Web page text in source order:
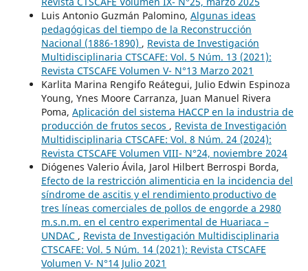
Luis Antonio Guzmán Palomino, Algunas ideas
pedagógicas del tiempo de la Reconstrucción
Nacional (1886-1890) , Revista de Investigación
Multidisciplinaria CTSCAFE: Vol. 5 Núm. 13 (2021):
Revista CTSCAFE Volumen V- N°13 Marzo 2021
Karlita Marina Rengifo Reátegui, Julio Edwin Espinoza
Young, Ynes Moore Carranza, Juan Manuel Rivera
Poma, Aplicación del sistema HACCP en la industria de
producción de frutos secos , Revista de Investigación
Multidisciplinaria CTSCAFE: Vol. 8 Núm. 24 (2024):
Revista CTSCAFE Volumen VIII- N°24, noviembre 2024
Diógenes Valerio Ávila, Jarol Hilbert Berrospi Borda,
Efecto de la restricción alimenticia en la incidencia del
síndrome de ascitis y el rendimiento productivo de
tres líneas comerciales de pollos de engorde a 2980
m.s.n.m. en el centro experimental de Huariaca –
UNDAC , Revista de Investigación Multidisciplinaria
CTSCAFE: Vol. 5 Núm. 14 (2021): Revista CTSCAFE
Volumen V- N°14 Julio 2021